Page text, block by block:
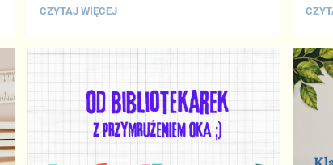
DRZEWA
ABSOLWENTÓW
CZYTAJ WIĘCEJ